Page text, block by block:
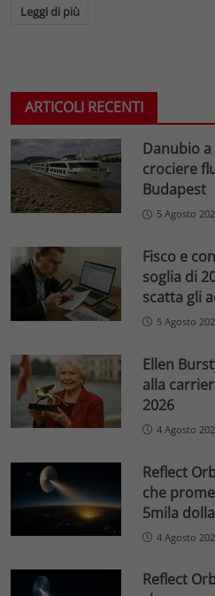
Leggi di più
ARTICOLI RECENTI
Danubio
crociere
Budapest
5 Agosto
Fisco e
soglia di
scatta gli
5 Agosto
Ellen
alla
2026
4 Agosto
Reflect
che
5mila
4 Agosto
Reflect